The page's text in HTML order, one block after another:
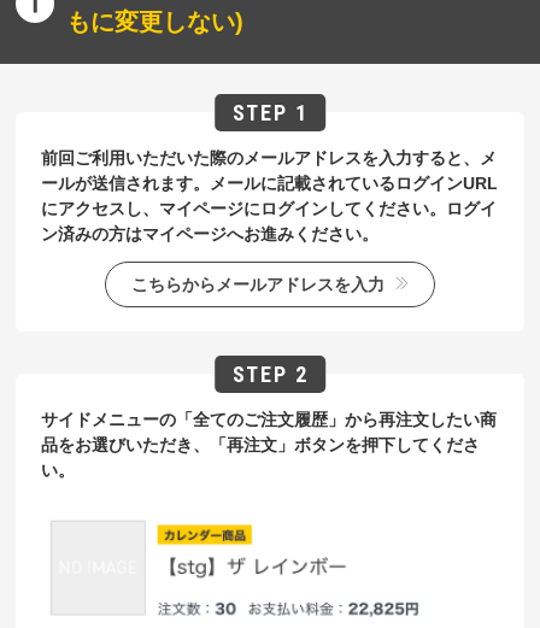
もに変更しない)
前回ご利用いただいた際のメールアドレスを入力すると、メ
ールが送信されます。メールに記載されているログインURL
にアクセスし、マイページにログインしてください。ログイ
ン済みの方はマイページへお進みください。
こちらからメールアドレスを入力
サイドメニューの「全てのご注文履歴」から再注文したい商
品をお選びいただき、「再注文」ボタンを押下してくださ
い。